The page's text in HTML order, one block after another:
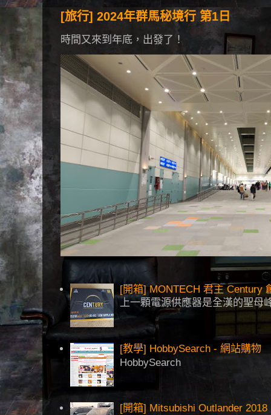
[旅行] 2024年群馬秘境行 第1日
時間又來到年底，出發了！
[開箱] MONTECH 君主 Century
上一顆電源供應器是全漢的聖母
[教學] HobbySearch - 網站購物
HobbySearch
[開箱] Mitsubishi Outlander 2018